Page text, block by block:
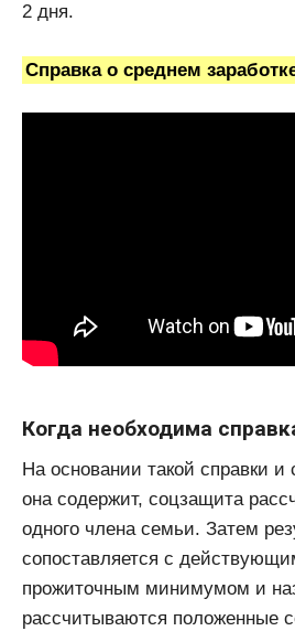
2 дня.
Справка о среднем
Когда необходима
На основании такой справки и
она содержит, соцзащита
одного члена семьи. Затем
сопоставляется с
прожиточным минимумом и
рассчитываются положенные